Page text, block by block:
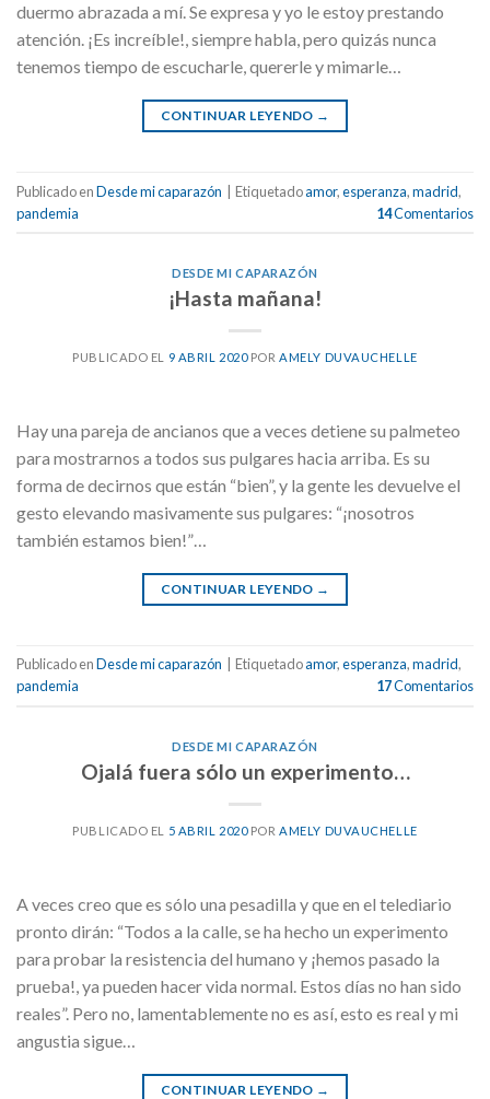
duermo abrazada a mí. Se expresa y yo le estoy prestando
atención. ¡Es increíble!, siempre habla, pero quizás nunca
tenemos tiempo de escucharle, quererle y mimarle…
CONTINUAR LEYENDO →
Publicado enDesde mi caparazón Etiquetadoamor,esperanza,madrid,
pandemia
14Comentarios
DESDE MI CAPARAZÓN
¡Hasta mañana!
PUBLICADO EL 9 ABRIL 2020PORAMELY DUVAUCHELLE
Hay una pareja de ancianos que a veces detiene su palmeteo
para mostrarnos a todos sus pulgares hacia arriba. Es su
forma de decirnos que están “bien”, y la gente les devuelve el
gesto elevando masivamente sus pulgares: “¡nosotros
también estamos bien!”…
CONTINUAR LEYENDO →
Publicado enDesde mi caparazón Etiquetadoamor,esperanza,madrid,
pandemia
17Comentarios
DESDE MI CAPARAZÓN
Ojalá fuera sólo un experimento…
PUBLICADO EL 5 ABRIL 2020POR AMELY DUVAUCHELLE
A veces creo que es sólo una pesadilla y que en el telediario
pronto dirán: “Todos a la calle, se ha hecho un experimento
para probar la resistencia del humano y ¡hemos pasado la
prueba!, ya pueden hacer vida normal. Estos días no han sido
reales”. Pero no, lamentablemente no es así, esto es real y mi
angustia sigue…
CONTINUAR LEYENDO →